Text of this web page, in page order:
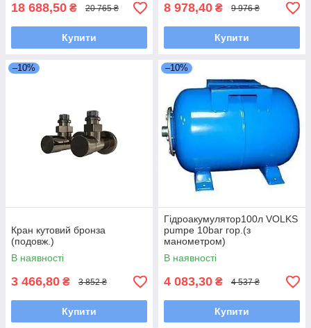
18 688,50 ₴ 20 765 ₴
Купити
8 978,40 ₴ 9 976 ₴
Купити
–10%
Кран кутовий бронза
(подовж.)
В наявності
3 466,80 ₴ 3 852 ₴
Купити
–10%
Гідроакумулятор100л VOLKS
pumpe 10bar гор.(з
манометром)
В наявності
4 083,30 ₴ 4 537 ₴
Купити